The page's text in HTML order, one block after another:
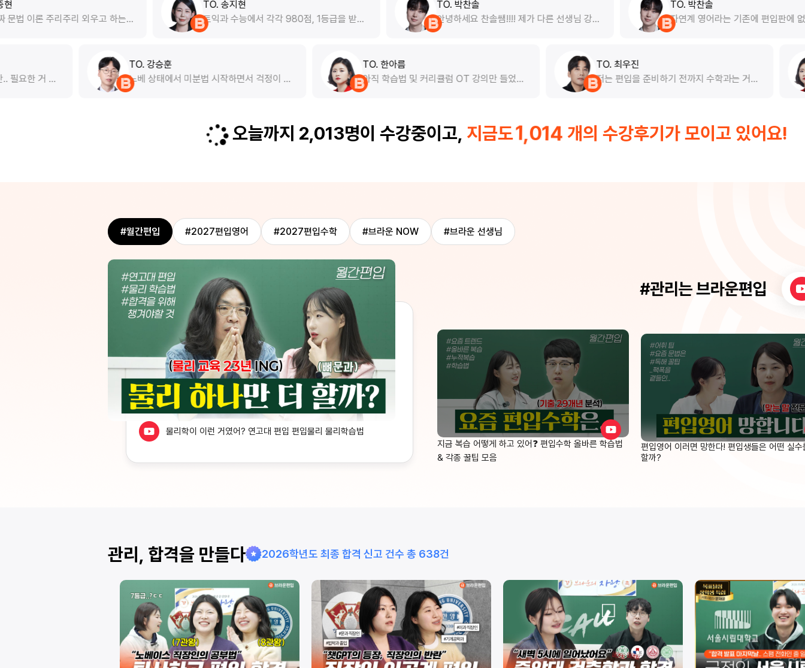
외우고 하는거
이 문법 별
토익과 수능에서 각각 980점, 1등급을 받고
편입을 준비하는데 기초부터 들으니까 더 꼼
요! 최대 길어야 10분 강의라서 간단하게 듣
기 좋았어요:D
안녕하세요 찬솔쌤!!!! 제가 다른 선생님 강좌
수강을 했었는데요.. 우연히 유튜브에서 선생
다.. ㅎㅎ 교재 이벤트도 신청했어요 ㅎㅎㅎ
ㅎ 치킨이벤트도 참여했구요..!!! 선생님 응원
합니다!!! 꼭 완주할게용
자연계 영어라는 기존에 편입판에 없던 새로
운 프래임을 갖고 오셔서, 선생님의 강의제목
은데, 너무 아쉽네요. 자연계분들 수학이 더
집중할수있게 선생님이 도와주십니다. 풀커
리 타세요!
할 양이 정말 많지만.. 필요한 거 필
노베 상태에서 미분법 시작하면서 걱정이 많
았는데, 러닝타임이 짧게 짧게 끊어져 있어서
해 주셔서 이해가 쏙쏙 됐어요. 기초 부족한
수험생들에게 진짜 강추합니다
아직 학습법 및 커리큘럼 OT 강의만 들었습
꿔주는 기분을 느꼈습니다. 편입생들에게 조
금이라도 더 도움을 주시고, 열정적으로 가르
쳐주시려고 노력하는 교수님의 진심이 와닿
저는 편입을 준비하기 전까지 수학
가 정말 먼 학생이었습니다. 문제
도 가장 걱정됐던 과목이 바로 수
다. 하지만 선생님을 만나고 나서
습니다 . 그 한마디가 흔들리던 저
상 앞으로 돌아오게 만들었습니다.
학원 전체꼴등에서 마지막 11월 최
사는 원점수80점으로 나름 상위권
원하는 대학에 잘 진학할 수 있었
학이 노베이스라서 고민하는 분들
꼭 말씀드리고 싶습니다. 기초가
문제가 아니라, 누구와 어떻게 시
더 중요하다는 것을요. 저는 좋은 선생님을
만난 덕분에 가능했습니다. 그리고
제 편입 결과를 바꿨습니다.
오늘까지 2,013명이 수강중이고, 지금도1,014 개의 수강후기가 모이고 있어요!
#월간편입 #2027편입영어 #2027편입수학 #브라운 NOW #브라운 선생님
물리학이 이런 거였어? 연고대 편입 편입물리 물리학습법
지금 복습 어떻게 하고 있어❓ 편입수학 올바른 학습법
& 각종 꿀팁 모음
편입영어 이러면 망한다! 편입생들은 어떤 실수
할까?
관리, 합격을 만들다 2026학년도 최종 합격 신고 건수 총 638건